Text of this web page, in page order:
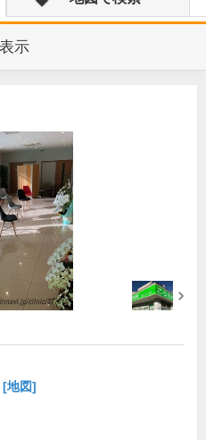
示
[地図]